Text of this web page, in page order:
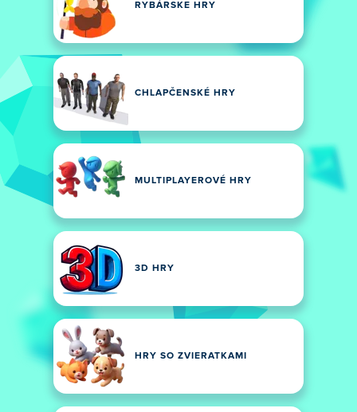
RYBÁRSKE HRY
CHLAPČENSKÉ HRY
MULTIPLAYEROVÉ HRY
3D HRY
HRY SO ZVIERATKAMI